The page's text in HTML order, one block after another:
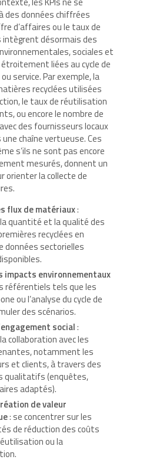
des données chiffrées
d’affaires ou le taux de
intègrent désormais des
sociales et
liées au cycle de
service. Par exemple, la
recyclées utilisées
le taux de réutilisation
ou encore le nombre de
des fournisseurs locaux
chaîne vertueuse. Ces
s’ils ne sont pas encore
mesurés, donnent un
orienter la collecte de
flux de matériaux:
quantité et la qualité des
recyclées en
données sectorielles
impacts environnementaux
référentiels tels que les
ou l’analyse du cycle de
des scénarios.
social:
collaboration avec les
notamment les
et clients, à travers des
qualitatifs (enquêtes,
adaptés).
de valeur
: se concentrer sur les
de réduction des coûts
ou la